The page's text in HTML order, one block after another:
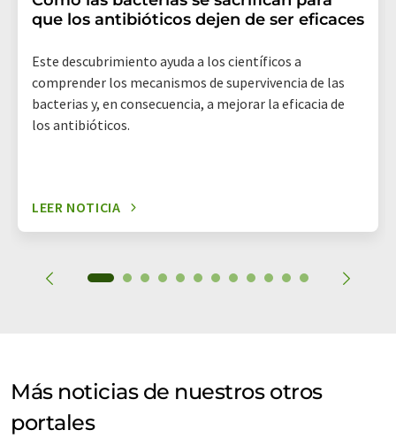
que los antibióticos dejen de ser eficaces
Este descubrimiento ayuda a los científicos a
comprender los mecanismos de supervivencia de las
bacterias y, en consecuencia, a mejorar la eficacia de
los antibióticos.
LEER NOTICIA
Más noticias de nuestros otros
portales